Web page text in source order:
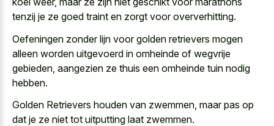
tenzij je ze goed traint en zorgt voor oververhitting.
Oefeningen zonder lijn voor golden retrievers mogen
alleen worden uitgevoerd in omheinde of wegvrije
gebieden, aangezien ze thuis een omheinde tuin nodig
hebben.
Golden Retrievers houden van zwemmen, maar pas op
dat je ze niet tot uitputting laat zwemmen.